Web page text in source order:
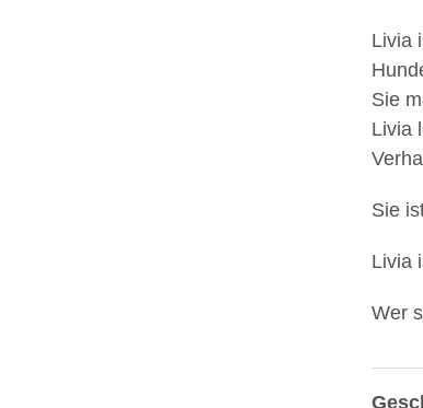
Livia
Sie
Livia
Sie
Livia
Wer